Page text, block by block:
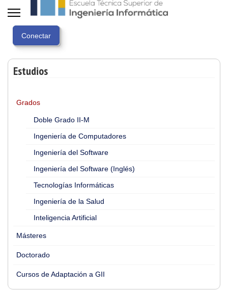
Estudios
Grados
Doble Grado II-M
Ingeniería de Computadores
Ingeniería del Software
Ingeniería del Software (Inglés)
Tecnologías Informáticas
Ingeniería de la Salud
Inteligencia Artificial
Másteres
Doctorado
Cursos de Adaptación a GII